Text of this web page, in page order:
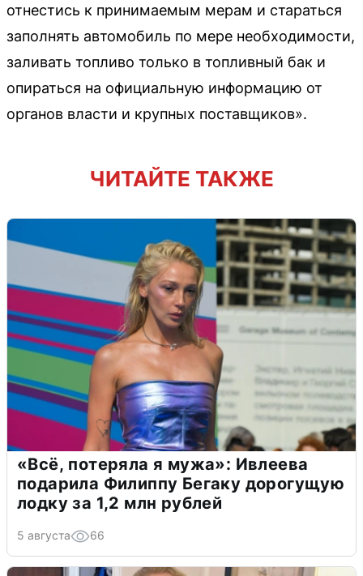
отнестись к принимаемым мерам и стараться
заполнять автомобиль по мере необходимости,
заливать топливо только в топливный бак и
опираться на официальную информацию от
органов власти и крупных поставщиков».
ЧИТАЙТЕ ТАКЖЕ
«Всё, потеряла я мужа»: Ивлеева
подарила Филиппу Бегаку дорогущую
лодку за 1,2 млн рублей
5 августа 66